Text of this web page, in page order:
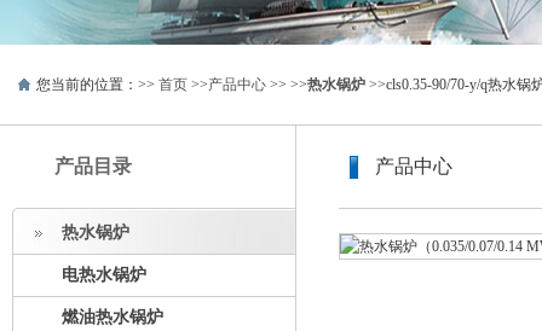
您当前的位置：>> 首页 >>产品中心 >> >>热水锅炉 >>cls0.35-90/70-y/q热水锅
产品目录
热水锅炉
电热水锅炉
燃油热水锅炉
产品中心